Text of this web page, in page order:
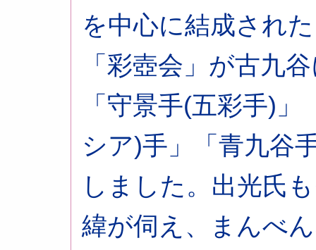
を中心に結成され
「彩壺会」が古九
「守景手(五彩手)
シア)手」「青九谷
しました。出光氏
緯が伺え、まんべ